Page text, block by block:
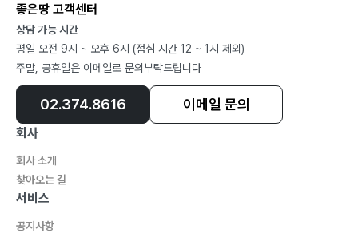
part.2 아버지의 이름이 거룩히 여김을 받으시오며
1장 | 아버지의 이름
옥 | 친구가 되어 주실래요? | 다산 정 약용 | 서산 대사와
사명 대사
좋은땅 고객센터
상담 가능 시간
평일 오전 9시 ~ 오후 6시 (점심 시간 12 ~ 1시 제외)
주말, 공휴일은 이메일로 문의부탁드립니다
02.374.8616 이메일 문의
회사
회사 소개
찾아오는 길
서비스
공지사항